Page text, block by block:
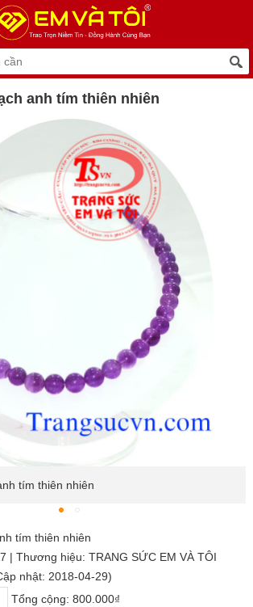
anh tím thiên nhiên
tím thiên nhiên
tím thiên nhiên
| Thương hiệu: TRANG SỨC EM VÀ TÔI
nhật: 2018-04-29)
Tổng cộng: 800.000₫